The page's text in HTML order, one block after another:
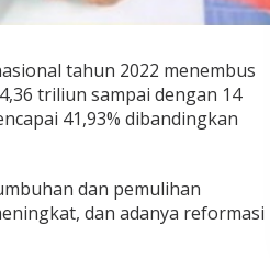
tahun 2022 menembus
triliun sampai dengan 14
41,93% dibandingkan
dan pemulihan
dan adanya reformasi